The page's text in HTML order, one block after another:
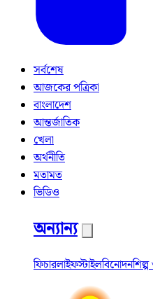
সর্বশেষ
আজকের পত্রিকা
বাংলাদেশ
আন্তর্জাতিক
খেলা
অর্থনীতি
মতামত
ভিডিও
অন্যান্য
ফিচারলাইফস্টাইলবিনোদন